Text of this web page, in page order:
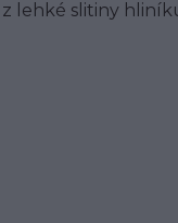
lehké slitiny